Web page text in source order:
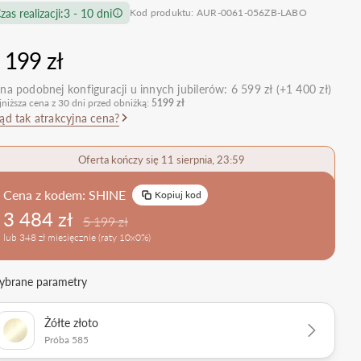
nietypowe
obrączkowe
dostawki
Zobacz wszystkie >
Obrączki Ślubne
Sprawdź bestsellery
Zobacz trendy
realizacji:3 - 10 dni Kod produktu: AUR-0061-056ZB-LABO
zł
podobnej konfiguracji u innych jubilerów: 6 599 zł (+1 400 zł)
cena z 30 dni przed obniżką: 5199 zł
tak atrakcyjna cena?
Oferta kończy się 11 sierpnia, 23:59
Cena z kodem: SHINE Kopiuj kod
3 484 zł 5 199 zł
lub 348 zł miesięcznie (raty 10x0%)
parametry
Żółte złoto
Próba 585